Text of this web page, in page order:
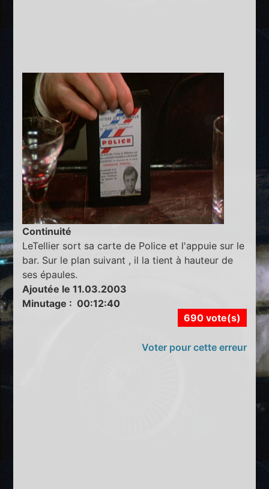
Continuité
LeTellier sort sa carte de Police et l'appuie sur le
bar. Sur le plan suivant , il la tient à hauteur de
ses épaules.
Ajoutée le 11.03.2003
Minutage : 00:12:40
690 vote(s)
Voter pour cette erreur